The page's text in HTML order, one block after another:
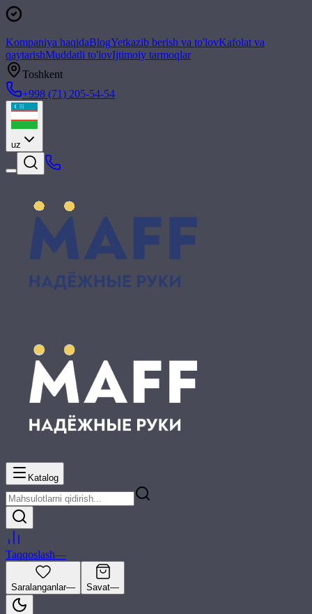
Kompaniya haqidaBlogYetkazib berish va to'lovKafolat va
qaytarishMuddatli to'lovIjtimoiy tarmoqlar
Toshkent
+998 (71) 205-54-54
uz
Katalog
Taqqoslash—
Saralanganlar— Savat—